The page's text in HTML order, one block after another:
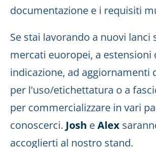
documentazione e i requisiti
Se stai lavorando a nuovi lanci
mercati euoropei, a estensioni
indicazione, ad aggiornamenti
per l'uso/etichettatura o a
per commercializzare in vari
conoscerci. Josh eAlex
accoglierti al nostro stand.